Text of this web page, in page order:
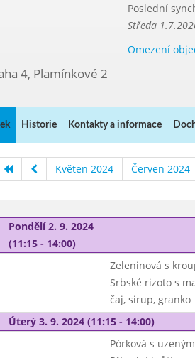
Poslední
Středa
Omezení
4, Plamínkové 2
Historie Kontakty a informace
Květen 2024 Červen 2024
Pondělí 2. 9. 2024
(11:15 - 14:00)
Zeleninová s
Srbské rizoto s
čaj, sirup, granko
Úterý 3. 9. 2024 (11:15 - 14:00)
Pórková s